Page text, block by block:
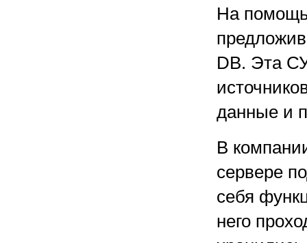
На
DB. Эта
данные и
В
сервере
себя
него